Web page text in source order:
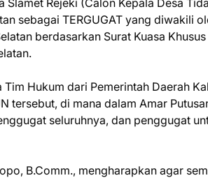
sebagai TERGUGAT yang diwakili
berdasarkan Surat Kuasa
Hukum dari Pemerintah Daerah
tersebut, di mana dalam Amar
seluruhnya, dan penggugat
B.Comm., mengharapkan agar